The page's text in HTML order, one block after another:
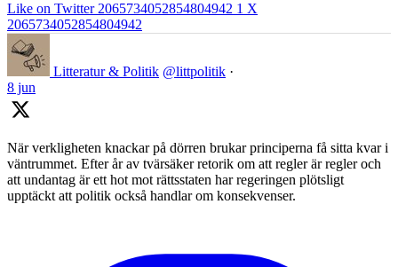
Like on Twitter 2065734052854804942 1 X
2065734052854804942
Litteratur & Politik @littpolitik ·
8 jun
När verkligheten knackar på dörren brukar principerna få sitta kvar i
väntrummet. Efter år av tvärsäker retorik om att regler är regler och
att undantag är ett hot mot rättsstaten har regeringen plötsligt
upptäckt att politik också handlar om konsekvenser.